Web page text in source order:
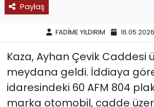
Paylaş
FADİME YILDIRIM
Kaza, Ayhan Çevik Caddesi
meydana geldi. İddiaya
idaresindeki 60 AFM 804
marka otomobil, cadde